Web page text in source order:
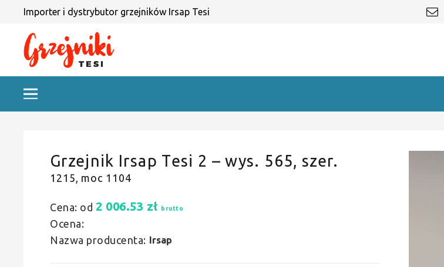
Importer i dystrybutor grzejników Irsap Tesi
Grzejnik Irsap Tesi 2 – wys. 565, szer.
1215, moc 1104
Cena: od 2 006.53 zł brutto
Ocena:
Nazwa producenta: Irsap